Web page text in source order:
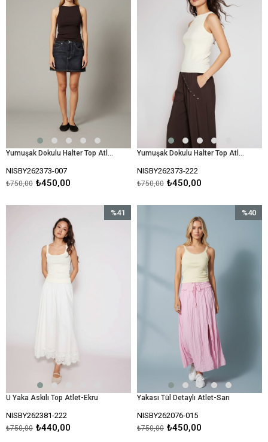
Yumuşak Dokulu Halter Top Atlet-Kahve
NISBY262373-007
₺450,00
₺750,00
Yumuşak Dokulu Halter Top Atlet-Ekru
NISBY262373-222
₺450,00
₺750,00
U Yaka Askılı Top Atlet-Ekru
NISBY262381-222
₺440,00
₺750,00
%41
Yakası Tül Detaylı Atlet-Sarı
NISBY262076-015
₺450,00
₺750,00
%40